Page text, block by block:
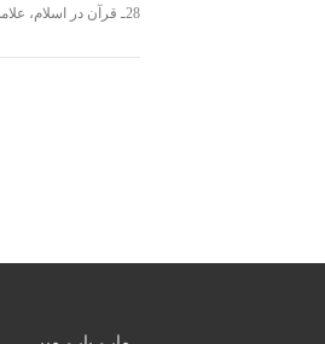
28ـ قرآن در اسلام، علامه طباطبائی، ص 10 و 11، تهران، دارالکتب الاسلامیة